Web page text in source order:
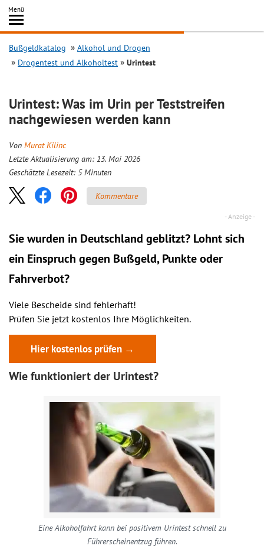
Inhalt
springen
Menü
Search
Bußgeldkatalog
Alkohol und Drogen
Drogentest und Alkoholtest
Urintest
Urintest: Was im Urin per Teststreifen
nachgewiesen werden kann
Von Murat Kilinc
Letzte Aktualisierung am: 13. Mai 2026
Geschätzte Lesezeit: 5 Minuten
Kommentare
Sie wurden in Deutschland geblitzt? Lohnt sich
ein Einspruch gegen Bußgeld, Punkte oder
Fahrverbot?
Viele Bescheide sind fehlerhaft!
Prüfen Sie jetzt kostenlos Ihre Möglichkeiten.
Hier kostenlos prüfen →
Wie funktioniert der Urintest?
Eine Alkoholfahrt kann bei positivem Urintest schnell zu
Führerscheinentzug führen.